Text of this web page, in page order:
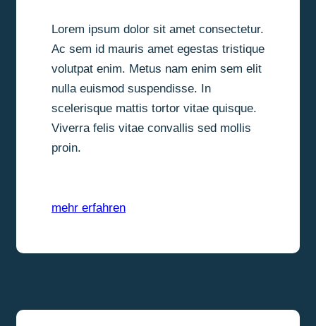
Lorem ipsum dolor sit amet consectetur.
Ac sem id mauris amet egestas tristique
volutpat enim. Metus nam enim sem elit
nulla euismod suspendisse. In
scelerisque mattis tortor vitae quisque.
Viverra felis vitae convallis sed mollis
proin.
mehr erfahren